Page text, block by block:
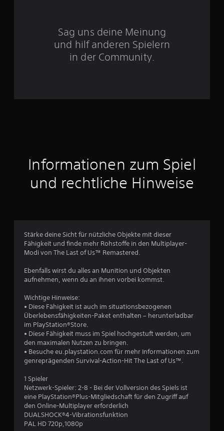
e
u
s
5
w
t
u
n
Sag uns deine Meinung
und hilf anderen Spielern
in der Community.
Informationen zum Spiel
und rechtliche Hinweise
Stärke deine Sicht für nützliche Objekte mit dieser
Fähigkeit und finde mehr Rohstoffe in den Multiplayer-
Modi von The Last of Us™ Remastered.
Ebenfalls wirst du alles an Munition und Objekten
aufnehmen, wenn du an ihnen vorbei kommst.
Wichtige Hinweise:
• Diese Fähigkeit ist auch im situationsbezogenen
Überlebensfähigkeiten-Paket enthalten – herunterladbar
im PlayStation®Store.
• Diese Fähigkeit muss im Spiel hochgestuft werden, um
den maximalen Nutzen zu bringen.
• Besuche eu.playstation.com für mehr Informationen zum
genreprägenden Survival-Action-Hit The Last of Us™.
1 Spieler
Netzwerk-Spieler: 2-8 - Bei der Vollversion des Spiels ist
eine PlayStation®Plus-Mitgliedschaft für den Zugriff auf
den Online-Multiplayer erforderlich
DUALSHOCK®4-Vibrationsfunktion
PAL HD 720p,1080p